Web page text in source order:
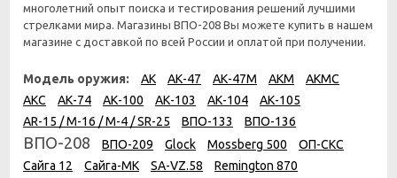
многолетний опыт поиска и тестирования решений лучшими
стрелками мира. Магазины ВПО-208 Вы можете купить в нашем
магазине с доставкой по всей России и оплатой при получении.
Модель оружия: АК АК-47 АК-47М АКМ
АКМС
АКС
АК-74 АК-100 АК-103 АК-104
АК-105
AR-15 / M-16 / M-4 / SR-25
ВПО-133 ВПО-136
ВПО-208 ВПО-209 Glock Mossberg 500
ОП-СКС
Сайга 12
Сайга-МК SA-VZ.58
Remington 870